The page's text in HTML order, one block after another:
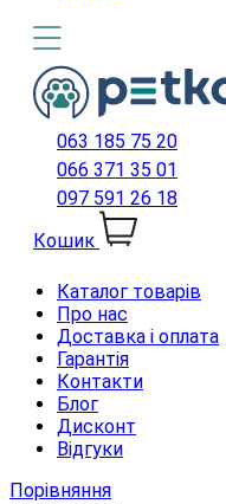
063 185 75 20
066 371 35 01
097 591 26 18
Кошик
Каталог товарів
Про нас
Доставка і оплата
Гарантія
Контакти
Блог
Дисконт
Відгуки
Порівняння